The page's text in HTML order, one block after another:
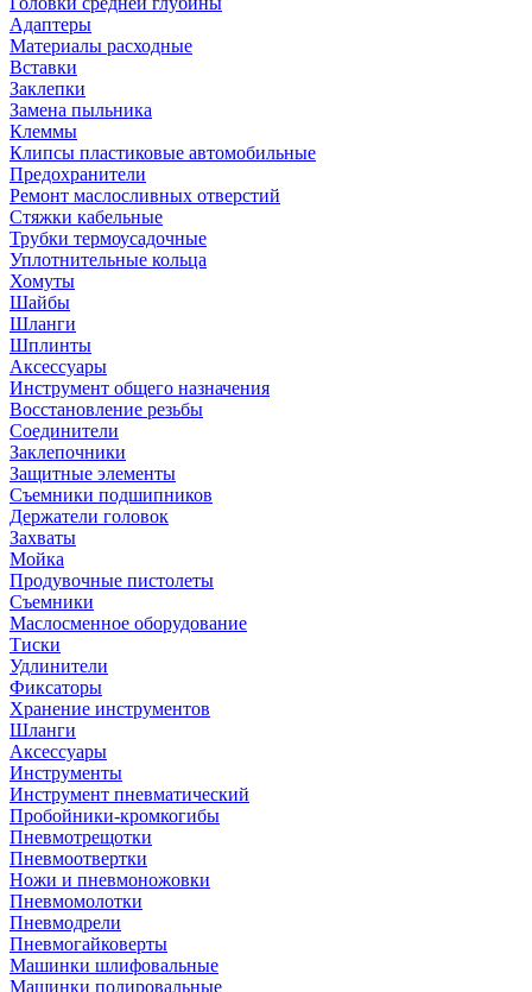
Адаптеры
Материалы расходные
Вставки
Заклепки
Замена пыльника
Клеммы
Клипсы пластиковые автомобильные
Предохранители
Ремонт маслосливных отверстий
Стяжки кабельные
Трубки термоусадочные
Уплотнительные кольца
Хомуты
Шайбы
Шланги
Шплинты
Аксессуары
Инструмент общего назначения
Восстановление резьбы
Соединители
Заклепочники
Защитные элементы
Съемники подшипников
Держатели головок
Захваты
Мойка
Продувочные пистолеты
Съемники
Маслосменное оборудование
Тиски
Удлинители
Фиксаторы
Хранение инструментов
Шланги
Аксессуары
Инструменты
Инструмент пневматический
Пробойники-кромкогибы
Пневмотрещотки
Пневмоотвертки
Ножи и пневмоножовки
Пневмомолотки
Пневмодрели
Пневмогайковерты
Машинки шлифовальные
Машинки полировальные